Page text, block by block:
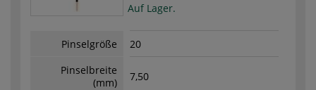
Auf Lager.
Pinselgröße
20
Pinselbreite
(mm)
7,50